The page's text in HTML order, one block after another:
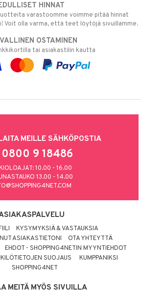
HINNAT
varastoomme voimme pitää hinnat
Voit olla varma, että teet löytöjä sivuillamme.
OSTAMINEN
tai asiakastilin kautta
MEILLE SÄHKÖPOSTIA
9 18486
10.00 - 16.00
13.00 - 14.00
KYSYMYKSIÄ & VASTAUKSIA
ASIAKASTIETONI
OTA YHTEYTTÄ
EHDOT - SHOPPING4NETIN MYYNTIEHDOT
SUOJAUS
KUMPPANIKSI
SHOPPING4NET
MEITÄ MYÖS SIVUILLA